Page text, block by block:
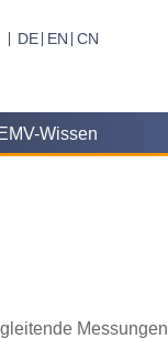
DE EN CN
EMV-Wissen
Messungen